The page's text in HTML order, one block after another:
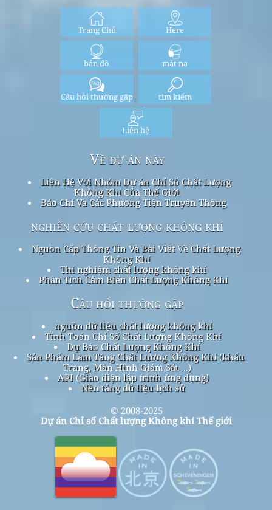
Trang Chủ Here
bản đồ mặt nạ
Câu hỏi thường gặp tìm kiếm
Liên hệ
Về dự án này
Liên Hệ Với Nhóm Dự án Chỉ Số Chất Lượng
Không Khí Của Thế Giới
Báo Chí Và Các Phương Tiện Truyền Thông
nghiên cứu chất lượng không khí
Nguồn Cấp Thông Tin Và Bài Viết Về Chất Lượng
Không Khí
Thí nghiệm chất lượng không khí
Phân Tích Cảm Biến Chất Lượng Không Khí
Câu hỏi thường gặp
nguồn dữ liệu chất lượng không khí
Tính Toán Chỉ Số Chất Lượng Không Khí
Dự Báo Chất Lượng Không Khí
Sản Phẩm Làm Tăng Chất Lượng Không Khí (khẩu
Trang, Màn Hình Giám Sát ...)
API (Giao diện lập trình ứng dụng)
Nền tảng dữ liệu lịch sử
© 2008-2025
Dự án Chỉ số Chất lượng Không khí Thế giới